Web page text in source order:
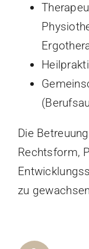
Die
Rechtsform,
zu